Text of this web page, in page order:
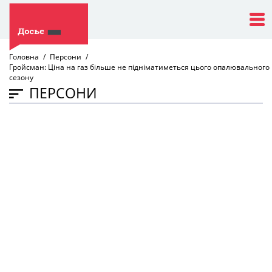
Головна
Персони
Гройсман: Ціна на газ більше не підніматиметься цього опалювального
сезону
ПЕРСОНИ